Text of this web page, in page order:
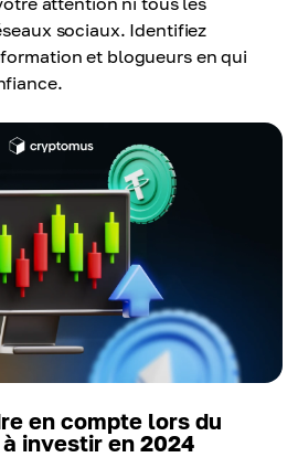
sociaux. Identifiez
et blogueurs en qui
en compte lors du
investir en 2024